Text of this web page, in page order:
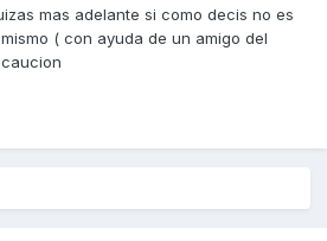
mas adelante si como decis no es
( con ayuda de un amigo del